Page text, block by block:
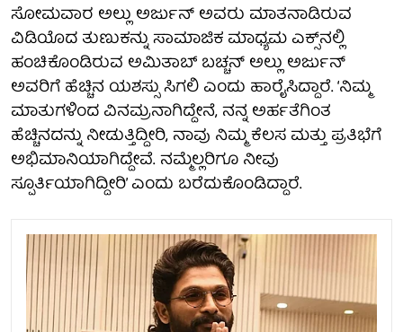
ಸೋಮವಾರ ಅಲ್ಲು ಅರ್ಜುನ್‌ ಅವರು ಮಾತನಾಡಿರುವ
ವಿಡಿಯೊದ ತುಣುಕನ್ನು ಸಾಮಾಜಿಕ ಮಾಧ್ಯಮ ಎಕ್ಸ್‌ನಲ್ಲಿ
ಹಂಚಿಕೊಂಡಿರುವ ಅಮಿತಾಬ್ ಬಚ್ಚನ್ ಅಲ್ಲು ಅರ್ಜುನ್‌
ಅವರಿಗೆ ಹೆಚ್ಚಿನ ಯಶಸ್ಸು ಸಿಗಲಿ ಎಂದು ಹಾರೈಸಿದ್ದಾರೆ. ‘ನಿಮ್ಮ
ಮಾತುಗಳಿಂದ ವಿನಮ್ರನಾಗಿದ್ದೇನೆ, ನನ್ನ ಅರ್ಹತೆಗಿಂತ
ಹೆಚ್ಚಿನದನ್ನು ನೀಡುತ್ತಿದ್ದೀರಿ, ನಾವು ನಿಮ್ಮ ಕೆಲಸ ಮತ್ತು ಪ್ರತಿಭೆಗೆ
ಅಭಿಮಾನಿಯಾಗಿದ್ದೇವೆ. ನಮ್ಮೆಲ್ಲರಿಗೂ ನೀವು
ಸ್ಪೂರ್ತಿಯಾಗಿದ್ದೀರಿ’ ಎಂದು ಬರೆದುಕೊಂಡಿದ್ದಾರೆ.